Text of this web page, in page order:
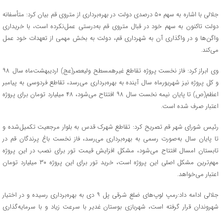
جلالی با اشاره به سهم ۵۰ درصدی دولت در بهره‌برداری از متروی قم بیان کرد: متأسفانه
دولت تاکنون به سهم خود در قبال متروی قم به‌درستی عمل‌نکرده است، با خریداری
واگن‌ها و در واگذاری آن به شهرداری قم، دولت به بخش مهمی از تعهدات خود عمل
می‌کند.
وی ابراز کرد: فاز نخست پروژه تقاطع غیرهمسطح ولیعصر(عج) اردیبهشت‌ماه سال ۹۸
و کل پروژه نیز شهریورماه سال آینده به بهره‌برداری می‌رسد، تقاطع فردوسی به پیامبر
اعظم(ص) تا پایان نیمه نخست سال ۹۸ افتتاح می‌شود، ۴۸ میلیارد تومان برای پروژه
اعتبار صرف شده است.
رئیس شورای شهر قم تصریح کرد: تقاطع شهرک قدس به بلوار مرجعیت تکمیل‌شده و
تا پایان سال به‌صورت رسمی به بهره‌برداری می‌رسد، فاز نخست باغ پرندگان قم در
تابستان امسال افتتاح می‌شود، مشکل افزایش قیمت تور برای نصب در این پروژه
مهم‌ترین مشکل اصلی این پروژه است، خرید تور برای این پروژه ۳۰ میلیارد تومان
اعتبار می‌خواهد.
جلالی ادامه داد:رمپ لوپ‌های ضلع شرقی پل ۹ دی به بهره‌برداری رسیده و در اختیار
شهروندان قرار گرفته است، شهربازی بوستان غدیر با سرعت زیاد و با سرمایه‌گذاری